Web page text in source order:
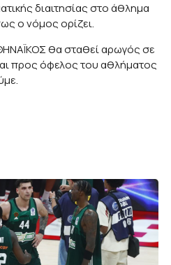
διαιτησίας στο άθλημα
ο νόμος ορίζει.
θα σταθεί αρωγός σε
προς όφελος του αθλήματος